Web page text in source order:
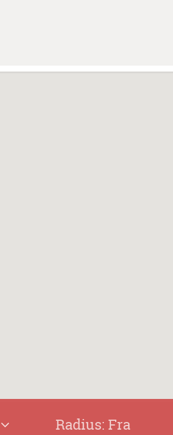
Radius: Fra